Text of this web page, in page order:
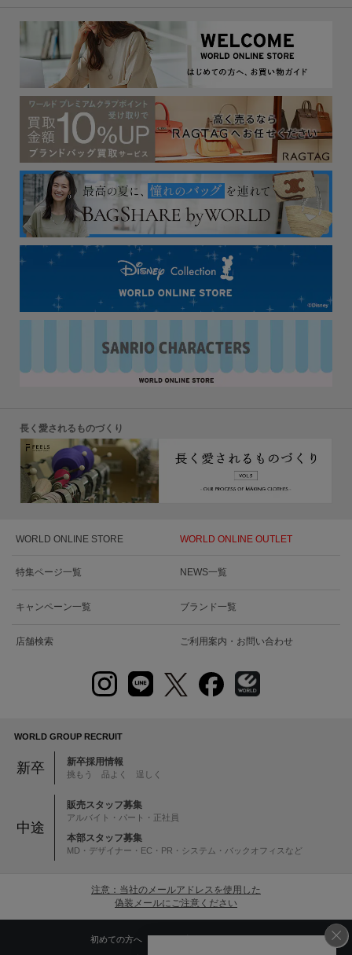
長く愛されるものづくり
WORLD ONLINE STORE WORLD ONLINE OUTLET
特集ページ一覧 NEWS一覧
キャンペーン一覧 ブランド一覧
店舗検索 ご利用案内・お問い合わせ
WORLD GROUP RECRUIT
新卒 新卒採用情報
挑もう 品よく 逞しく
中途
販売スタッフ募集
アルバイト・パート・正社員
本部スタッフ募集
MD・デザイナー・EC・PR・システム・バックオフィスなど
注意：当社のメールアドレスを使用した
偽装メールにご注意ください
初めての方へ